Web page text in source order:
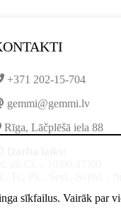
+371 202-15-704
gemmi@gemmi.lv
Rīga, Lāčplēšā iela 88
sīkfailus. Vairāk par